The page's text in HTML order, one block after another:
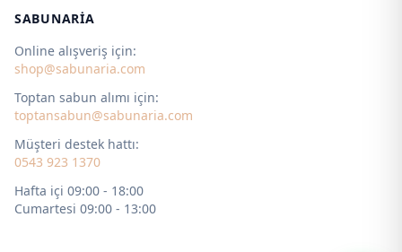
SABUNARIA
Online alışveriş için:
shop@sabunaria.com
Toptan sabun alımı için:
toptansabun@sabunaria.com
Müşteri destek hattı:
0543 923 1370
Hafta içi 09:00 - 18:00
Cumartesi 09:00 - 13:00